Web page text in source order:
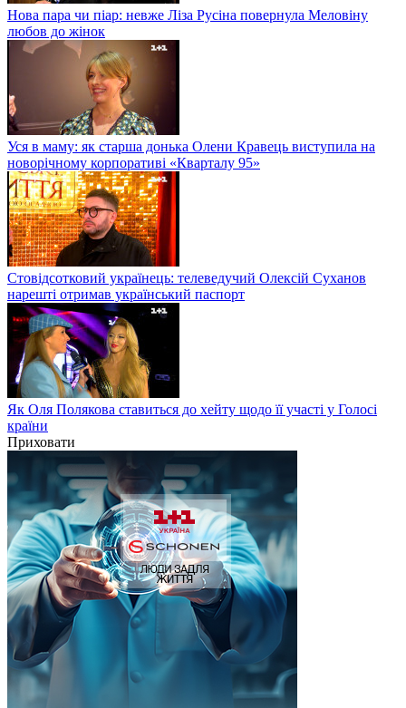
Нова пара чи піар: невже Ліза Русіна повернула Меловіну
любов до жінок
Уся в маму: як старша донька Олени Кравець виступила на
новорічному корпоративі «Кварталу 95»
Стовідсотковий українець: телеведучий Олексій Суханов
нарешті отримав український паспорт
Як Оля Полякова ставиться до хейту щодо її участі у Голосі
країни
Приховати